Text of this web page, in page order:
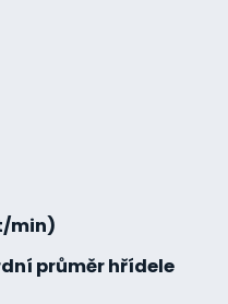
min)
průměr hřídele